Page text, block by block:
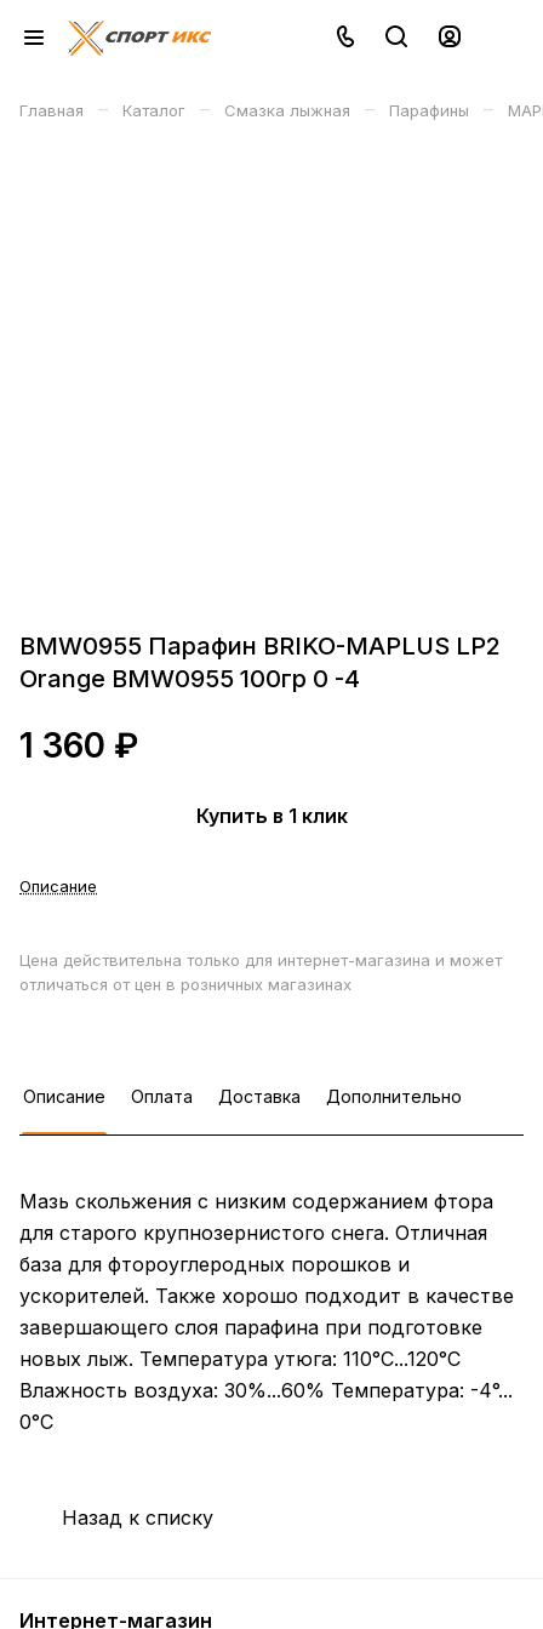
Главная – Каталог – Смазка лыжная – Парафины –
BMW0955 Парафин BRIKO-MAPLUS LP2
Orange BMW0955 100гр 0 -4
1 360 ₽
Купить в 1 клик
Описание
Цена действительна только для интернет-магазина и может
отличаться от цен в розничных магазинах
Описание Оплата Доставка Дополнительно
Мазь скольжения с низким содержанием фтора
для старого крупнозернистого снега. Отличная
база для фтороуглеродных порошков и
ускорителей. Также хорошо подходит в качестве
завершающего слоя парафина при подготовке
новых лыж. Температура утюга: 110°C...120°C
Влажность воздуха: 30%...60% Температура: -4°...
0°C
Назад к списку
Интернет-магазин